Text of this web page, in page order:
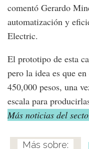
comentó Gerardo
automatización y
Electric.
El prototipo de esta
pero la idea es que
450,000 pesos, una
escala para
Más noticias del